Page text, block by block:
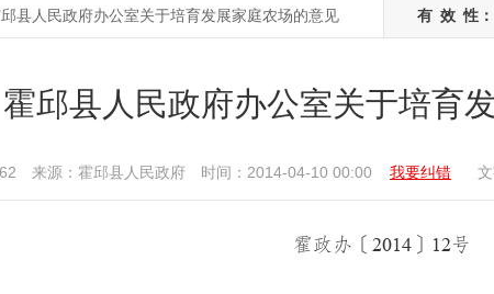
县人民政府办公室关于培育发展家庭农场的意见 有 效 性：
霍邱县人民政府办公室关于培育
来源：霍邱县人民政府 时间：2014-04-10 00:00 我要纠错
霍政办〔 2014 〕 12号